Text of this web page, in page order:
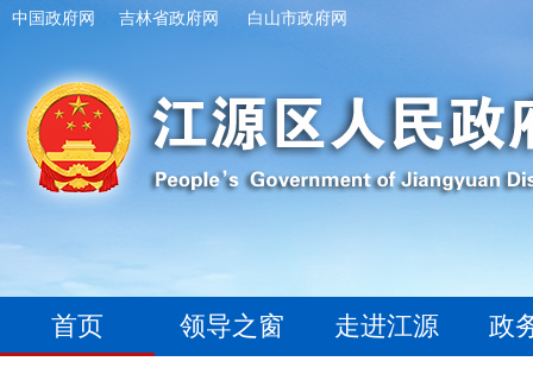
中国政府网 吉林省政府网 白山市政府网
首页 领导之窗 走进江源 政